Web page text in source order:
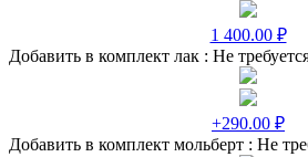
1 400.00 ₽
Добавить в комплект лак : Не
+290.00 ₽
Добавить в комплект мольберт : Не